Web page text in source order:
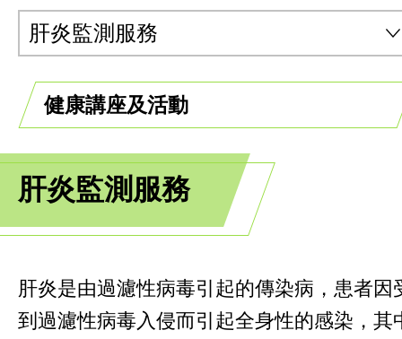
肝炎監測服務
健康講座及活動
肝炎監測服務
肝炎是由過濾性病毒引起的傳染病，患者因
到過濾性病毒入侵而引起全身性的感染，其